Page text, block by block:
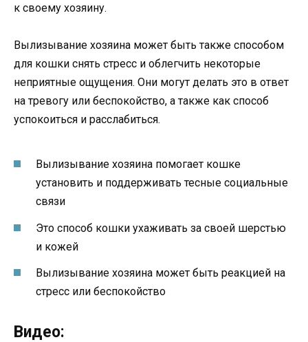
к своему хозяину.
Вылизывание хозяина может быть также способом
для кошки снять стресс и облегчить некоторые
неприятные ощущения. Они могут делать это в ответ
на тревогу или беспокойство, а также как способ
успокоиться и расслабиться.
Вылизывание хозяина помогает кошке
установить и поддерживать тесные социальные
связи
Это способ кошки ухаживать за своей шерстью
и кожей
Вылизывание хозяина может быть реакцией на
стресс или беспокойство
Видео: